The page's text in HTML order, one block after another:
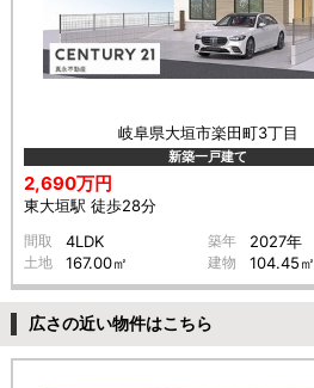
岐阜県大垣市楽田町3丁目
新築一戸建て
2,690万円
東大垣駅 徒歩28分
間取 4LDK 築年 2027年
土地 167.00㎡ 建物 104.45㎡
広さの近い物件はこちら